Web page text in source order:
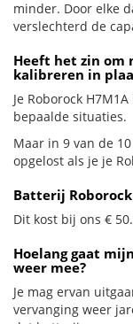
minder. Door elke
verslechterd de
Heeft het zin om
kalibreren in
Je Roborock
bepaalde situaties.
Maar in 9 van de
opgelost als je je
Batterij
Dit kost bij ons €
Hoelang gaat
weer mee?
Je mag ervan
vervanging weer